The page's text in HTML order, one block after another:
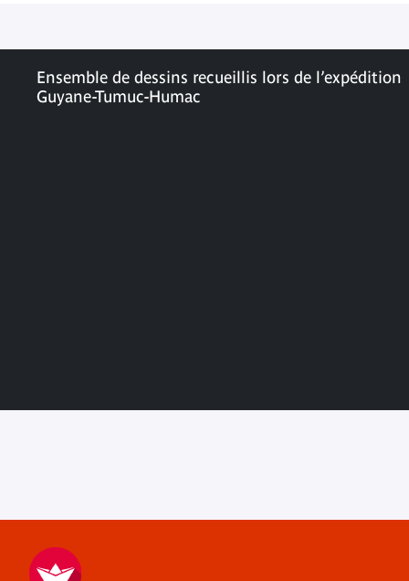
Ensemble de dessins recueillis lors de l’expédition
Guyane-Tumuc-Humac